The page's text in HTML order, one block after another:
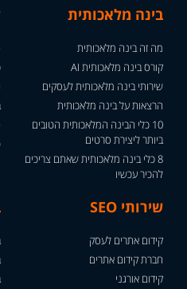
בינה מלאכותית
מה זה בינה מלאכותית
קורס בינה מלאכותית AI
שירותי בינה מלאכותית לעסקים
הרצאות על בינה מלאכותית
10 כלי הבינה המלאכותית הטובים
ביותר ליצירת סרטים
8 כלי בינה מלאכותית שאתם צריכים
להכיר עכשיו
שירותי SEO
קידום אתרים לעסק
חברת קידום אתרים
קידום אורגני